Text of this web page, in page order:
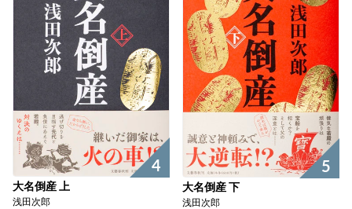
4
大名倒産 上
浅田次郎
5
大名倒産 下
浅田次郎